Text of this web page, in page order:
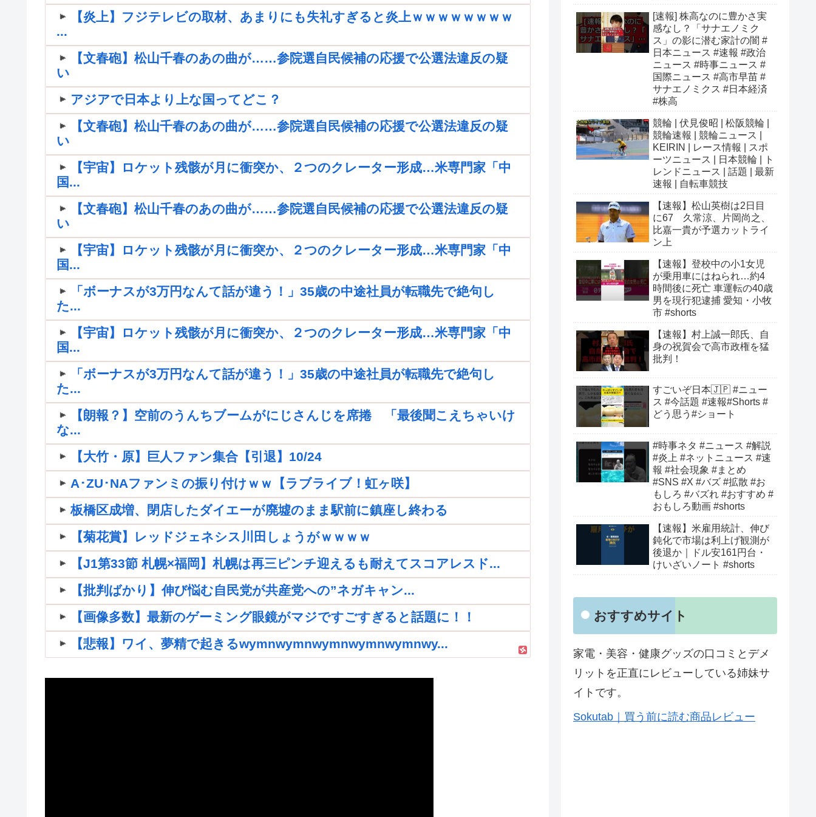
【炎上】フジテレビの取材、あまりにも失礼すぎると炎上ｗｗｗｗｗｗｗｗ
...
【文春砲】松山千春のあの曲が……参院選自民候補の応援で公選法違反の疑
い
アジアで日本より上な国ってどこ？
【文春砲】松山千春のあの曲が……参院選自民候補の応援で公選法違反の疑
い
【宇宙】ロケット残骸が月に衝突か、２つのクレーター形成…米専門家「中
国...
【文春砲】松山千春のあの曲が……参院選自民候補の応援で公選法違反の疑
い
【宇宙】ロケット残骸が月に衝突か、２つのクレーター形成…米専門家「中
国...
「ボーナスが3万円なんて話が違う！」35歳の中途社員が転職先で絶句し
た...
【宇宙】ロケット残骸が月に衝突か、２つのクレーター形成…米専門家「中
国...
「ボーナスが3万円なんて話が違う！」35歳の中途社員が転職先で絶句し
た...
【朗報？】空前のうんちブームがにじさんじを席捲 「最後聞こえちゃいけ
な...
【大竹・原】巨人ファン集合【引退】10/24
A･ZU･NAファンミの振り付けｗｗ【ラブライブ！虹ヶ咲】
板橋区成増、閉店したダイエーが廃墟のまま駅前に鎮座し終わる
【菊花賞】レッドジェネシス川田しょうがｗｗｗｗ
【J1第33節 札幌×福岡】札幌は再三ピンチ迎えるも耐えてスコアレスド...
【批判ばかり】伸び悩む自民党が共産党への”ネガキャン...
【画像多数】最新のゲーミング眼鏡がマジですごすぎると話題に！！
【悲報】ワイ、夢精で起きるwymnwymnwymnwymnwymnwy...
[速報] 株高なのに豊かさ実
感なし？「サナエノミク
ス」の影に潜む家計の闇 #
日本ニュース #速報 #政治
ニュース #時事ニュース #
国際ニュース #高市早苗 #
サナエノミクス #日本経済
#株高
競輪 | 伏見俊昭 | 松阪競輪 |
競輪速報 | 競輪ニュース |
KEIRIN | レース情報 | スポ
ーツニュース | 日本競輪 | ト
レンドニュース | 話題 | 最新
速報 | 自転車競技
【速報】松山英樹は2日目
に67 久常涼、片岡尚之、
比嘉一貴が予選カットライ
ン上
【速報】登校中の小1女児
が乗用車にはねられ…約4
時間後に死亡 車運転の40歳
男を現行犯逮捕 愛知・小牧
市 #shorts
【速報】村上誠一郎氏、自
身の祝賀会で高市政権を猛
批判！
すごいぞ日本🇯🇵 #ニュー
ス #今話題 #速報#Shorts #
どう思う#ショート
#時事ネタ #ニュース #解説
#炎上 #ネットニュース #速
報 #社会現象 #まとめ
#SNS #X #バズ #拡散 #お
もしろ #バズれ #おすすめ #
おもしろ動画 #shorts
【速報】米雇用統計、伸び
鈍化で市場は利上げ観測が
後退か｜ドル安161円台・
けいざいノート #shorts
おすすめサイト
家電・美容・健康グッズの口コミとデメ
リットを正直にレビューしている姉妹サ
イトです。
Sokutab｜買う前に読む商品レビュー